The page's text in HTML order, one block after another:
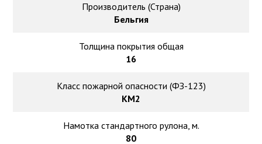
Производитель (Страна)
Бельгия
Толщина покрытия общая
16
Класс пожарной опасности (ФЗ-123)
КМ2
Намотка стандартного рулона, м.
80